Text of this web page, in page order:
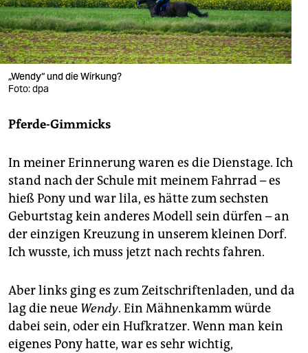
wahrheit
verlag
verlag
shop
unterstützen
abo
genossenschaft
epaper login
„Wendy“ und die Wirkung?
Foto: dpa
Pferde-Gimmicks
In meiner Erinnerung waren es die Dienstage. Ich
stand nach der Schule mit meinem Fahrrad – es
hieß Pony und war lila, es hätte zum sechsten
Geburtstag kein anderes Modell sein dürfen – an
der einzigen Kreuzung in unserem kleinen Dorf.
Ich wusste, ich muss jetzt nach rechts fahren.
Aber links ging es zum Zeitschriftenladen, und da
lag die neue Wendy. Ein Mähnenkamm würde
dabei sein, oder ein Hufkratzer. Wenn man kein
eigenes Pony hatte, war es sehr wichtig,